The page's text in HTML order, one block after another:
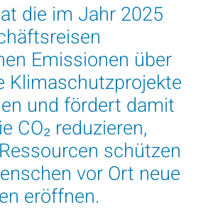
die im Jahr 2025
Emissionen über
Klimaschutzprojekte
und fördert damit
CO₂ reduzieren,
schützen
vor Ort neue
eröffnen.